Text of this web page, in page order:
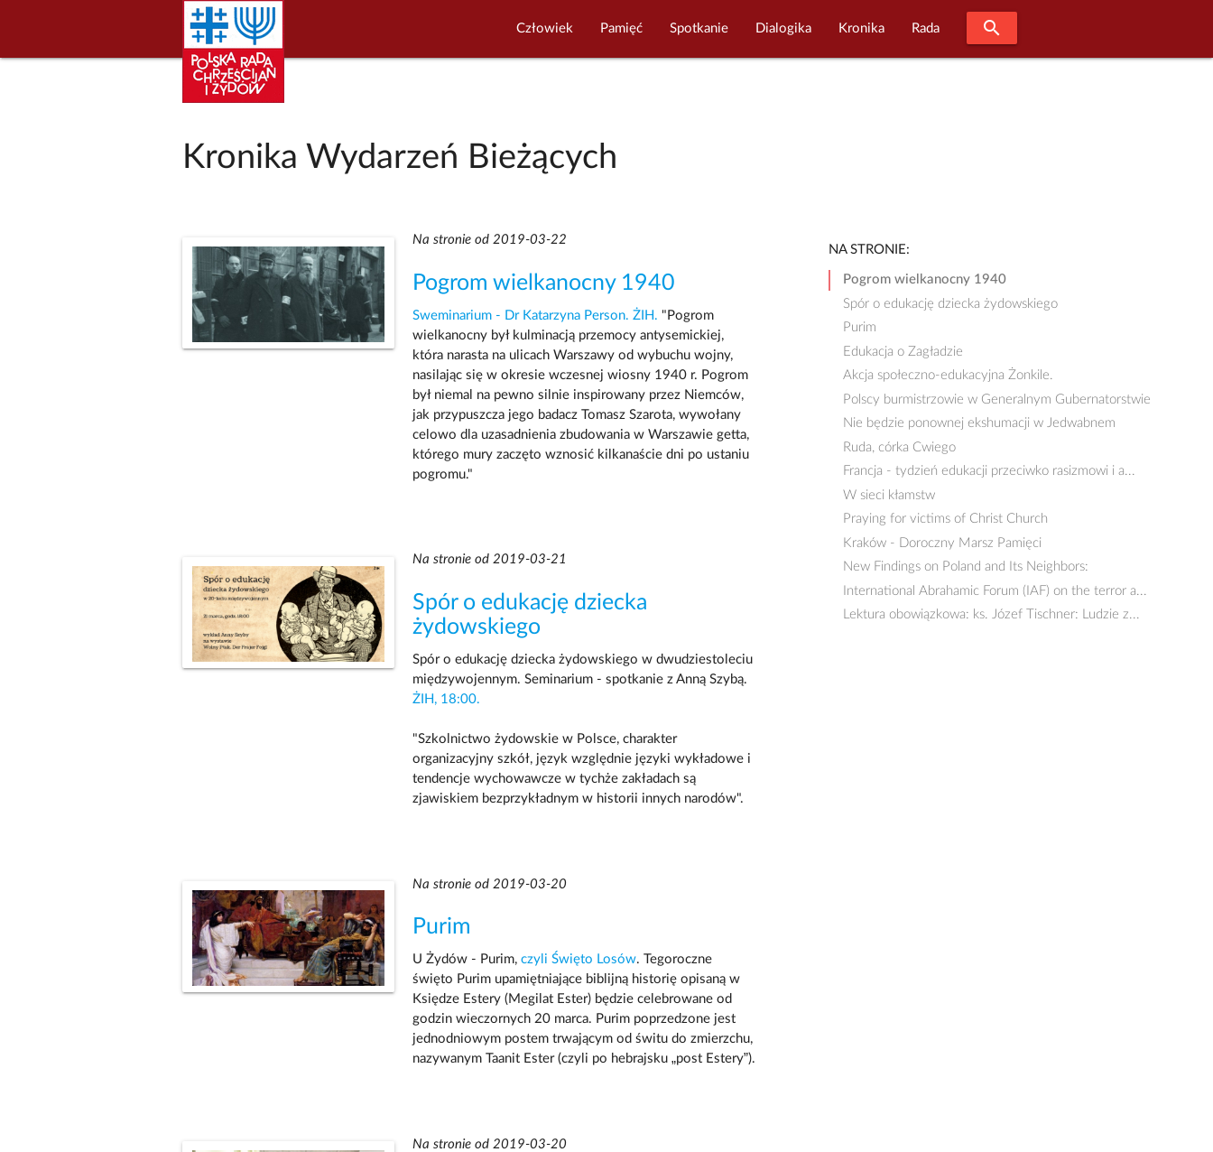
Człowiek Pamięć Spotkanie Dialogika Kronika Rada search
Kronika Wydarzeń Bieżących
Na stronie od 2019-03-22
Pogrom wielkanocny 1940
Sweminarium - Dr Katarzyna Person. ŻIH. "Pogrom
wielkanocny był kulminacją przemocy antysemickiej,
która narasta na ulicach Warszawy od wybuchu wojny,
nasilając się w okresie wczesnej wiosny 1940 r. Pogrom
był niemal na pewno silnie inspirowany przez Niemców,
jak przypuszcza jego badacz Tomasz Szarota, wywołany
celowo dla uzasadnienia zbudowania w Warszawie getta,
którego mury zaczęto wznosić kilkanaście dni po ustaniu
pogromu."
Na stronie od 2019-03-21
Spór o edukację dziecka
żydowskiego
Spór o edukację dziecka żydowskiego w dwudziestoleciu
międzywojennym. Seminarium - spotkanie z Anną Szybą.
ŻIH, 18:00.
"Szkolnictwo żydowskie w Polsce, charakter
organizacyjny szkół, język względnie języki wykładowe i
tendencje wychowawcze w tychże zakładach są
zjawiskiem bezprzykładnym w historii innych narodów".
Na stronie od 2019-03-20
Purim
U Żydów - Purim, czyli Święto Losów. Tegoroczne
święto Purim upamiętniające biblijną historię opisaną w
Księdze Estery (Megilat Ester) będzie celebrowane od
godzin wieczornych 20 marca. Purim poprzedzone jest
jednodniowym postem trwającym od świtu do zmierzchu,
nazywanym Taanit Ester (czyli po hebrajsku „post Estery”).
Na stronie od 2019-03-20
NA STRONIE:
Pogrom wielkanocny 1940
Spór o edukację dziecka żydowskiego
Purim
Edukacja o Zagładzie
Akcja społeczno-edukacyjna Żonkile.
Polscy burmistrzowie w Generalnym Gubernatorstwie
Nie będzie ponownej ekshumacji w Jedwabnem
Ruda, córka Cwiego
Francja - tydzień edukacji przeciwko rasizmowi i a...
W sieci kłamstw
Praying for victims of Christ Church
Kraków - Doroczny Marsz Pamięci
New Findings on Poland and Its Neighbors:
International Abrahamic Forum (IAF) on the terror a...
Lektura obowiązkowa: ks. Józef Tischner: Ludzie z...